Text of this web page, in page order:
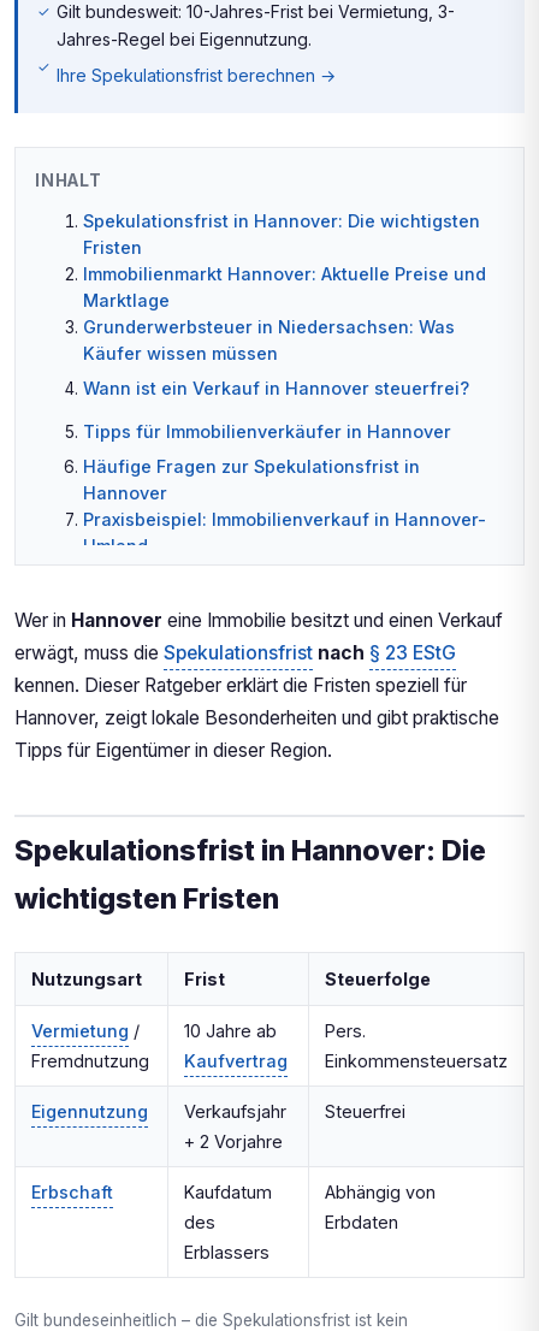
Gilt bundesweit: 10-Jahres-Frist bei Vermietung, 3-
Jahres-Regel bei Eigennutzung.
Ihre Spekulationsfrist berechnen →
INHALT
Spekulationsfrist in Hannover: Die wichtigsten
Fristen
Immobilienmarkt Hannover: Aktuelle Preise und
Marktlage
Grunderwerbsteuer in Niedersachsen: Was
Käufer wissen müssen
Wann ist ein Verkauf in Hannover steuerfrei?
Tipps für Immobilienverkäufer in Hannover
Häufige Fragen zur Spekulationsfrist in
Hannover
Praxisbeispiel: Immobilienverkauf in Hannover-
Umland
Grunderwerbsteuer in Hannover-Umland
Spekulationsfrist in Hannover-Umland: Die 3
wichtigsten Regeln
Immobilienmarkt Hannover-Umland: Umland-
Checkliste für Hannover-Umlander
Immobilieneigentümer
Wer in Hannover eine Immobilie besitzt und einen Verkauf
erwägt, muss die Spekulationsfrist nach § 23 EStG
kennen. Dieser Ratgeber erklärt die Fristen speziell für
Hannover, zeigt lokale Besonderheiten und gibt praktische
Tipps für Eigentümer in dieser Region.
Spekulationsfrist in Hannover: Die
wichtigsten Fristen
Nutzungsart Frist Steuerfolge
Vermietung /
Fremdnutzung
10 Jahre ab
Kaufvertrag
Pers.
Einkommensteuersatz
Eigennutzung
Verkaufsjahr
+ 2 Vorjahre
Steuerfrei
Erbschaft
Kaufdatum
des
Erblassers
Abhängig von
Erbdaten
Gilt bundeseinheitlich – die Spekulationsfrist ist kein